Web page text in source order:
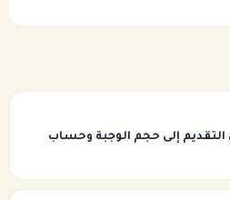
إلى حجم الوجبة وحساب